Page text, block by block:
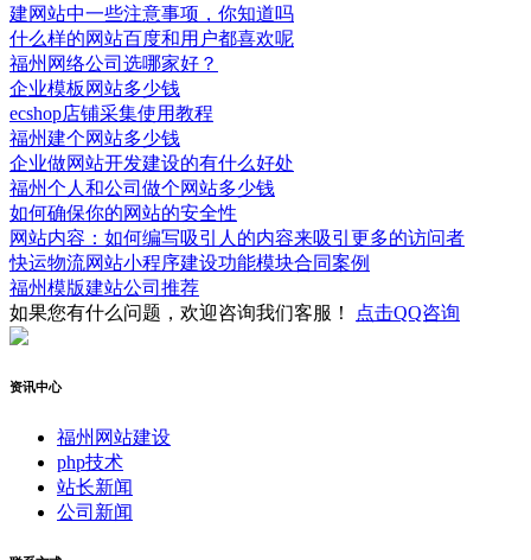
建网站中一些注意事项，你知道吗
什么样的网站百度和用户都喜欢呢
福州网络公司选哪家好？
企业模板网站多少钱
ecshop店铺采集使用教程
福州建个网站多少钱
企业做网站开发建设的有什么好处
福州个人和公司做个网站多少钱
如何确保你的网站的安全性
网站内容：如何编写吸引人的内容来吸引更多的访问者
快运物流网站小程序建设功能模块合同案例
福州模版建站公司推荐
如果您有什么问题，欢迎咨询我们客服！
点击QQ咨询
资讯中心
福州网站建设
php技术
站长新闻
公司新闻